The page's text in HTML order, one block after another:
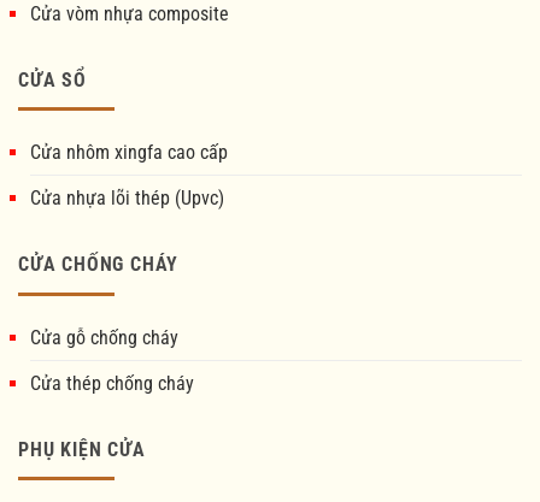
Cửa vòm nhựa composite
CỬA SỔ
Cửa nhôm xingfa cao cấp
Cửa nhựa lõi thép (Upvc)
CỬA CHỐNG CHÁY
Cửa gỗ chống cháy
Cửa thép chống cháy
PHỤ KIỆN CỬA